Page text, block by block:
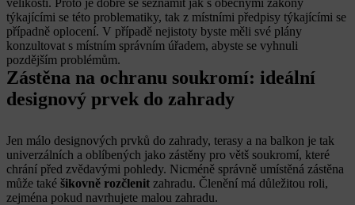
velikosti. Proto je dobré se seznámit jak s obecnými zákony
týkajícími se této problematiky, tak z místními předpisy týkajícími se
případně oplocení. V případě nejistoty byste měli své plány
konzultovat s místním správním úřadem, abyste se vyhnuli
pozdějším problémům.
Zástěna na ochranu soukromí: ideální
designový prvek do zahrady
Jen málo designových prvků do zahrady, terasy a na balkon je tak
univerzálních a oblíbených jako zástěny pro větš soukromí, které
chrání před zvědavými pohledy. Nicméně správně umístěná zástěna
může také šikovně rozčlenit zahradu. Členění má důležitou roli,
zejména pokud navrhujete malou zahradu.